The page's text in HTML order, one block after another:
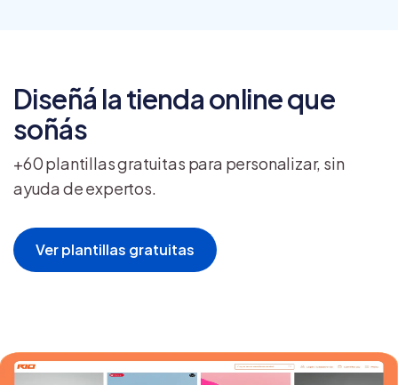
Diseñá la tienda online que
soñás
+60 plantillas gratuitas para personalizar, sin
ayuda de expertos.
Ver plantillas gratuitas